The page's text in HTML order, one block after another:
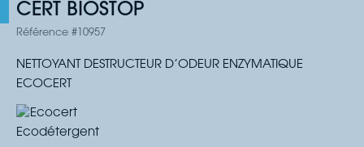
CERT BIOSTOP
Référence #10957
NETTOYANT DESTRUCTEUR D’ODEUR ENZYMATIQUE
ECOCERT